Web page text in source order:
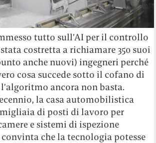
tutto sull’AI per il controllo
costretta a richiamare 350 suoi
anche nuovi) ingegneri perché
cosa succede sotto il cofano di
ancora non basta.
la casa automobilistica
di posti di lavoro per
e sistemi di ispezione
che la tecnologia potesse